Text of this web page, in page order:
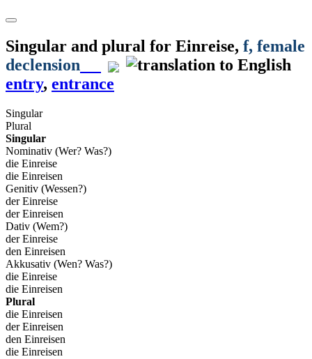
Singular and plural for Einreise, f, female
declension
entry, entrance
Singular
Plural
Singular
Nominativ (Wer? Was?)
die Einreise
die Einreisen
Genitiv (Wessen?)
der Einreise
der Einreisen
Dativ (Wem?)
der Einreise
den Einreisen
Akkusativ (Wen? Was?)
die Einreise
die Einreisen
Plural
die Einreisen
der Einreisen
den Einreisen
die Einreisen